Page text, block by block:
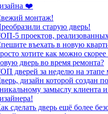
❤️
монтаж!
старую дверь!
5 проектов,
въехать в новую
хотите как можно скорее
дверь во время ремонта?
дверей за неделю на этапе
дизайн которой создан по
замыслу клиента и
сделать дверь ещё более